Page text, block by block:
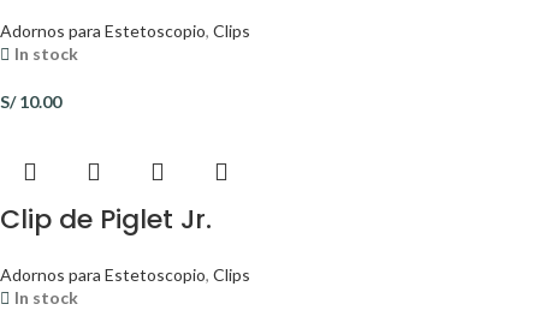
Adornos para Estetoscopio, Clips
In stock
S/10.00
Clip de Piglet Jr.
Adornos para Estetoscopio, Clips
In stock